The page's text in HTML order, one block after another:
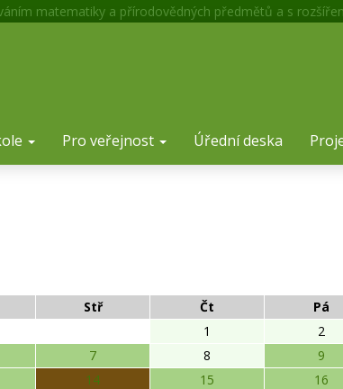
matematiky a přírodovědných předmětů a s
Pro veřejnost Úřední deska
Stř Čt Pá
1
2
7 8 9
14 15 16